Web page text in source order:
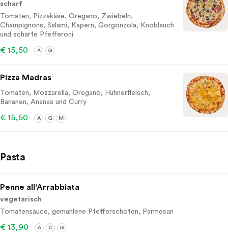
scharf
Tomaten, Pizzakäse, Oregano, Zwiebeln,
Champignons, Salami, Kapern, Gorgonzola, Knoblauch
und scharfe Pfefferoni
€ 15,50 A G
Pizza Madras
Tomaten, Mozzarella, Oregano, Hühnerfleisch,
Bananen, Ananas und Curry
€ 15,50 A G M
Pasta
Penne all'Arrabbiata
vegetarisch
Tomatensauce, gemahlene Pfefferschoten, Parmesan
€ 13,90 A C G